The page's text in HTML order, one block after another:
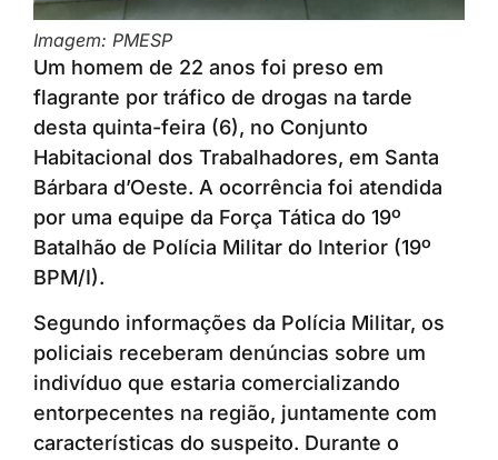
Imagem: PMESP
Um homem de 22 anos foi preso em
flagrante por tráfico de drogas na tarde
desta quinta-feira (6), no Conjunto
Habitacional dos Trabalhadores, em Santa
Bárbara d’Oeste. A ocorrência foi atendida
por uma equipe da Força Tática do 19º
Batalhão de Polícia Militar do Interior (19º
BPM/I).
Segundo informações da Polícia Militar, os
policiais receberam denúncias sobre um
indivíduo que estaria comercializando
entorpecentes na região, juntamente com
características do suspeito. Durante o